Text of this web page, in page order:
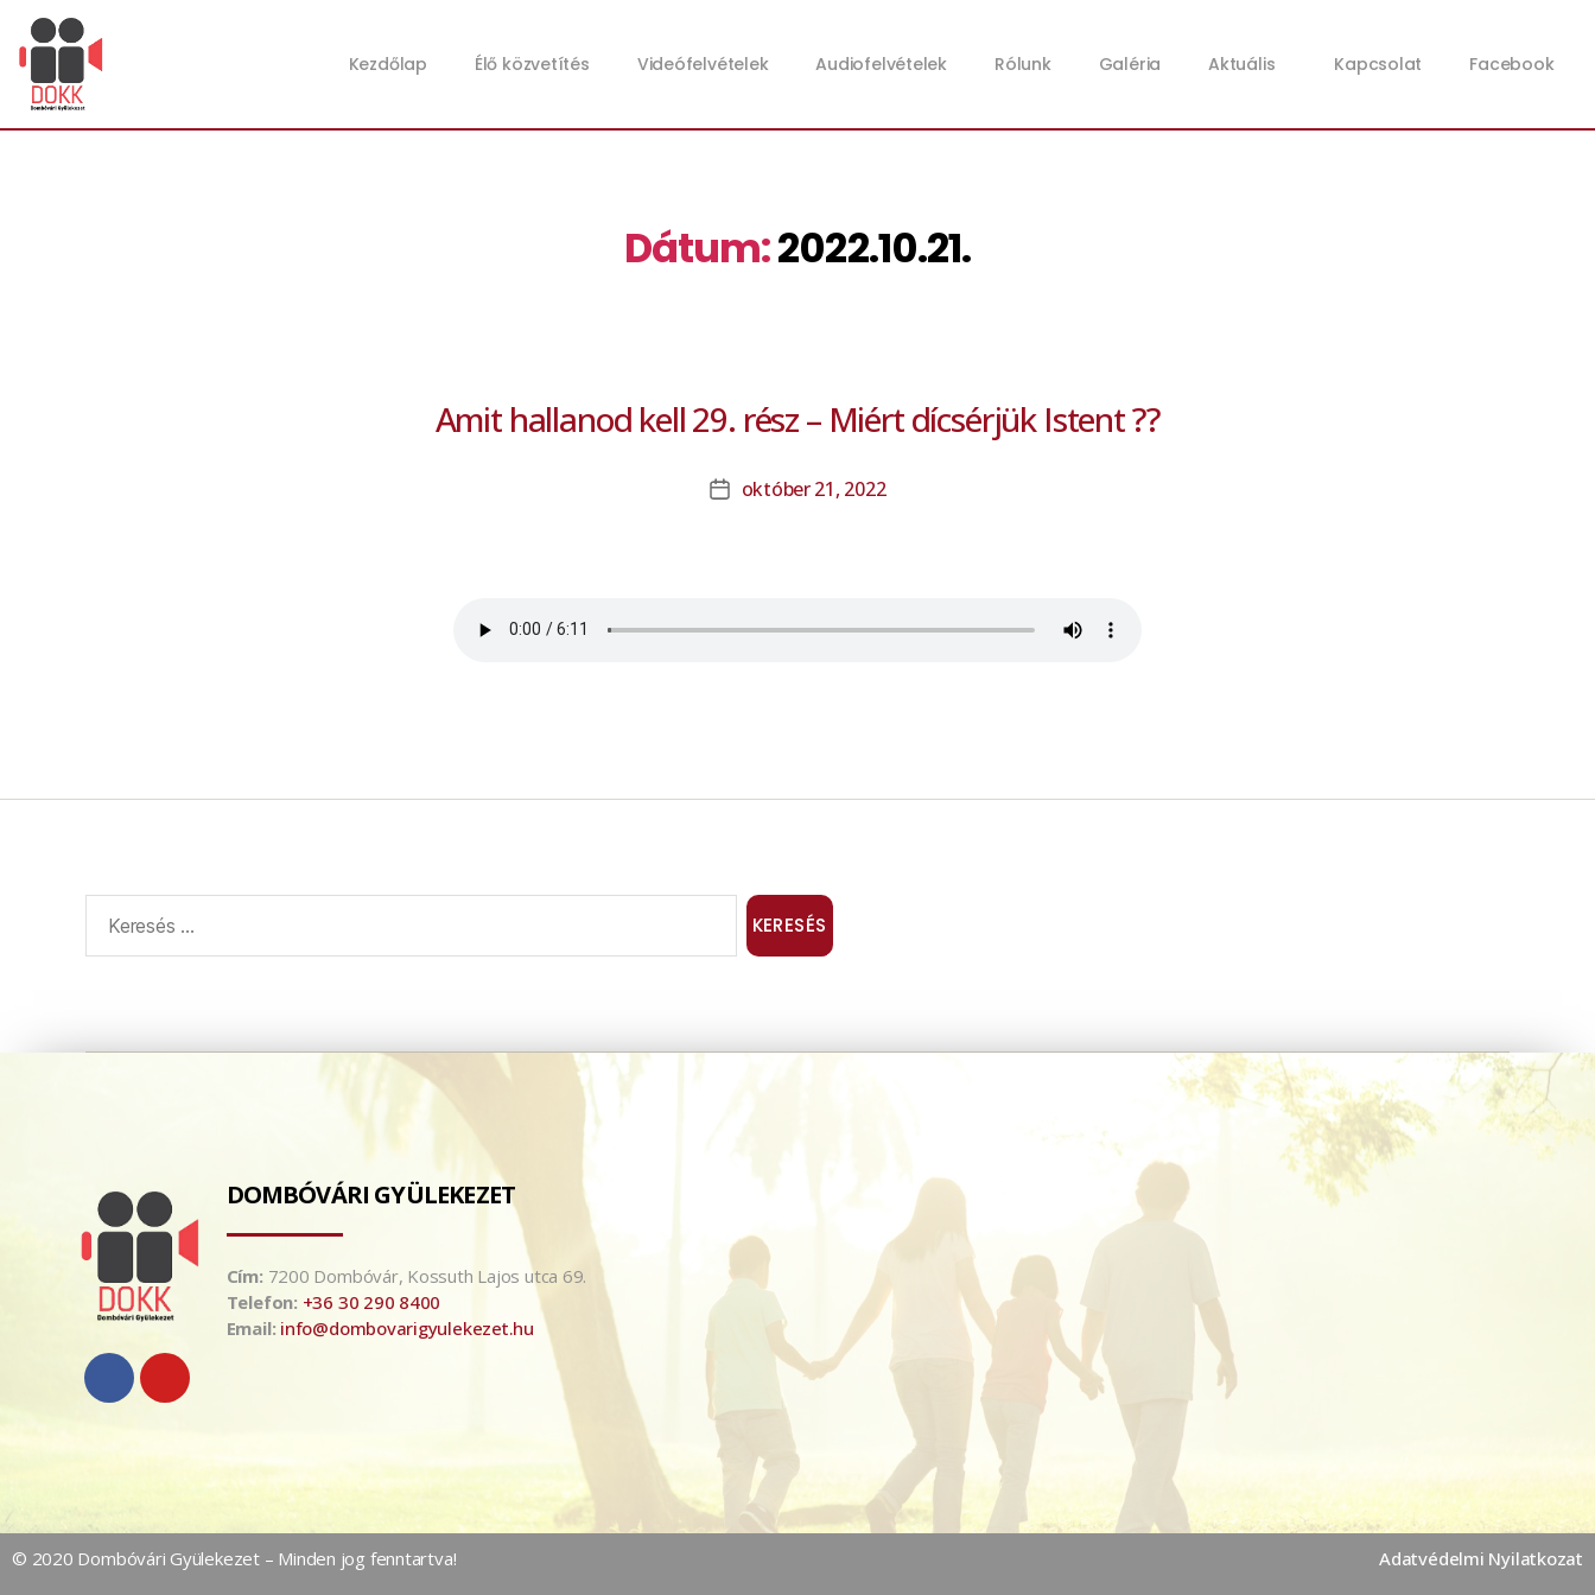
Kezdőlap Élő közvetítés Videófelvételek Audiofelvételek Rólunk Galéria Aktuális Kapcsolat Facebook
Dátum:2022.10.21.
Amit hallanod kell 29. rész – Miért dícsérjük Istent ??
október 21, 2022
DOMBÓVÁRI GYÜLEKEZET
Cím: 7200 Dombóvár, Kossuth Lajos utca 69.
Telefon: +36 30 290 8400
Email: info@dombovarigyulekezet.hu
© 2020 Dombóvári Gyülekezet – Minden jog fenntartva! Adatvédelmi Nyilatkozat